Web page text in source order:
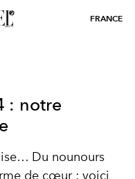
FRANCE
: notre
Du nounours
de cœur : voici